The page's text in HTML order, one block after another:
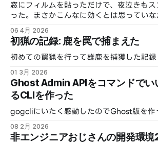
窓にフィルムを貼っただけで、夜泣きも
った。まさかこんなに効くとは思っていな
06 4月 2026
初猟の記録: 鹿を罠で捕まえた
初めての罠猟を行って雄鹿を捕獲した記録
01 3月 2026
Ghost Admin APIをコマンドでい
るCLIを作った
gogcliにいたく感動したのでGhost版を作
08 2月 2026
非エンジニアおじさんの開発環